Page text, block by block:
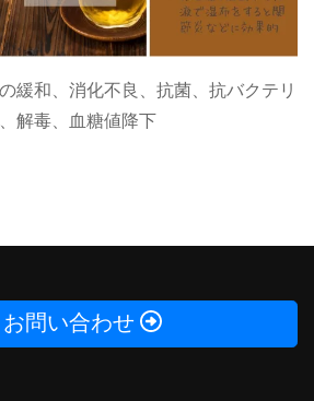
緩和、消化不良、抗菌、抗バクテリ
解毒、血糖値降下
お問い合わせ